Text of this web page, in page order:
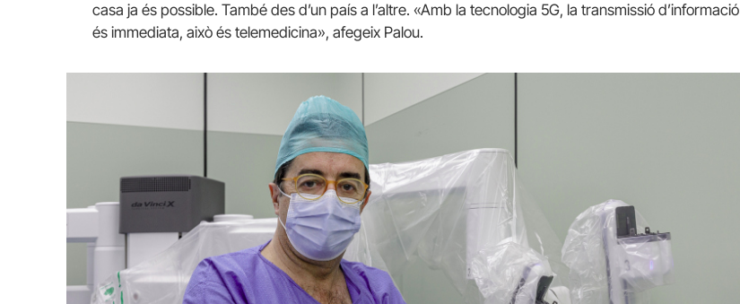
casa ja és possible. També des d’un país a l’altre. «Amb la tecnologia 5G, la transmissió d’informació
és immediata, això és telemedicina», afegeix Palou.